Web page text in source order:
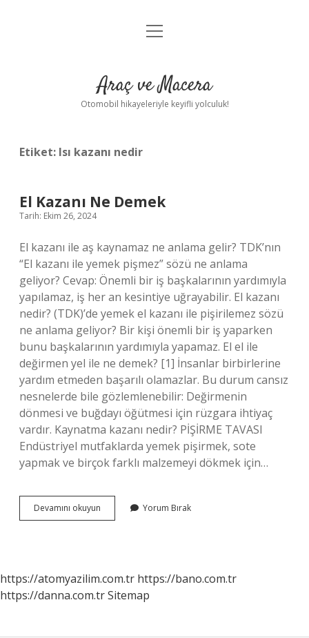
Anasayfa
Yasal Uyarı
menüyü
Araç ve Macera
Otomobil hikayeleriyle keyifli yolculuk!
Etiket: Isı kazanı nedir
El Kazanı Ne Demek
Tarih: Ekim 26, 2024
El kazanı ile aş kaynamaz ne anlama gelir? TDK’nın
“El kazanı ile yemek pişmez” sözü ne anlama
geliyor? Cevap: Önemli bir iş başkalarının yardımıyla
yapılamaz, iş her an kesintiye uğrayabilir. El kazanı
nedir? (TDK)’de yemek el kazanı ile pişirilemez sözü
ne anlama geliyor? Bir kişi önemli bir iş yaparken
bunu başkalarının yardımıyla yapamaz. El el ile
değirmen yel ile ne demek? [1] İnsanlar birbirlerine
yardım etmeden başarılı olamazlar. Bu durum cansız
nesnelerde bile gözlemlenebilir: Değirmenin
dönmesi ve buğdayı öğütmesi için rüzgara ihtiyaç
vardır. Kaynatma kazanı nedir? PİŞİRME TAVASI
Endüstriyel mutfaklarda yemek pişirmek, sote
yapmak ve birçok farklı malzemeyi dökmek için…
Devamını okuyun
Kazanı
Yorum Bırak
https://atomyazilim.com.tr https://bano.com.tr
https://danna.com.trSitemap